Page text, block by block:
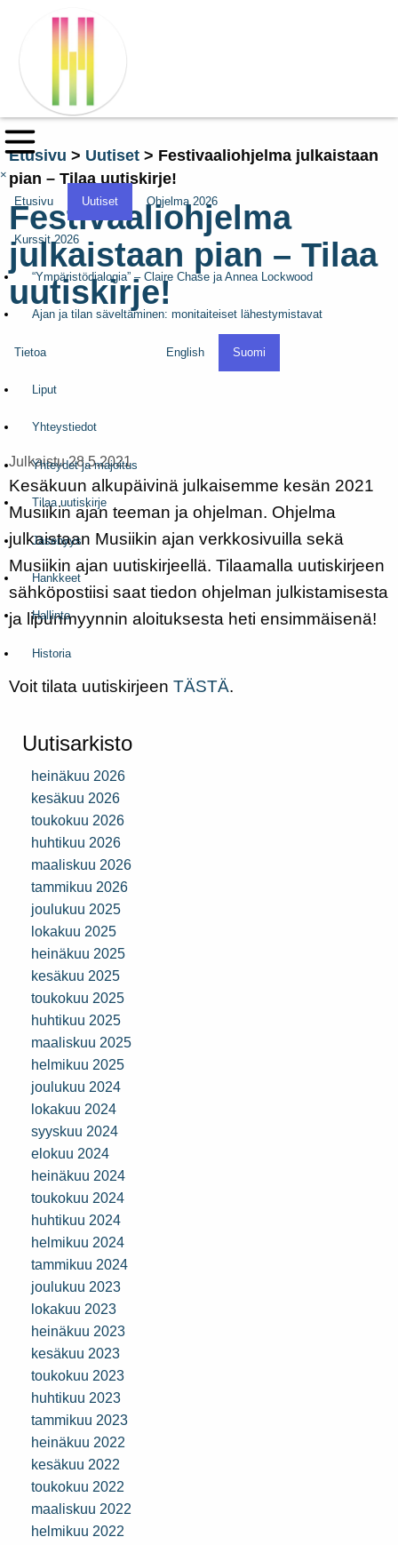
×
Etusivu Uutiset Ohjelma 2026
Kurssit 2026
“Ympäristödialogia” – Claire Chase ja Annea Lockwood
Ajan ja tilan säveltäminen: monitaiteiset lähestymistavat
Tietoa
Liput
Yhteystiedot
Yhteydet ja majoitus
Tilaa uutiskirje
Jäsenyys
Hankkeet
Hallinto
Historia
English Suomi
Etusivu > Uutiset > Festivaaliohjelma julkaistaan
pian – Tilaa uutiskirje!
Festivaaliohjelma
julkaistaan pian – Tilaa
uutiskirje!
Julkaistu 28.5.2021
Kesäkuun alkupäivinä julkaisemme kesän 2021
Musiikin ajan teeman ja ohjelman. Ohjelma
julkaistaan Musiikin ajan verkkosivuilla sekä
Musiikin ajan uutiskirjeellä. Tilaamalla uutiskirjeen
sähköpostiisi saat tiedon ohjelman julkistamisesta
ja lipunmyynnin aloituksesta heti ensimmäisenä!
Voit tilata uutiskirjeen TÄSTÄ.
Uutisarkisto
heinäkuu 2026
kesäkuu 2026
toukokuu 2026
huhtikuu 2026
maaliskuu 2026
tammikuu 2026
joulukuu 2025
lokakuu 2025
heinäkuu 2025
kesäkuu 2025
toukokuu 2025
huhtikuu 2025
maaliskuu 2025
helmikuu 2025
joulukuu 2024
lokakuu 2024
syyskuu 2024
elokuu 2024
heinäkuu 2024
toukokuu 2024
huhtikuu 2024
helmikuu 2024
tammikuu 2024
joulukuu 2023
lokakuu 2023
heinäkuu 2023
kesäkuu 2023
toukokuu 2023
huhtikuu 2023
tammikuu 2023
heinäkuu 2022
kesäkuu 2022
toukokuu 2022
maaliskuu 2022
helmikuu 2022